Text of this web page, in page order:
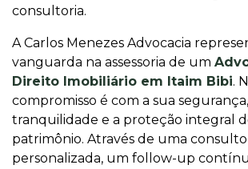
consultoria.
A Carlos Menezes Advocacia
vanguarda na assessoria de um
Direito Imobiliário em Itaim Bibi.
compromisso é com a sua
tranquilidade e a proteção integral
patrimônio. Através de uma
personalizada, um follow-up